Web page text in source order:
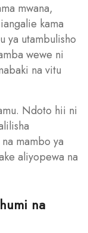
mwana,
kama
ya utambulisho
wewe ni
na vitu
Ndoto hii ni
mambo ya
aliyopewa na
na